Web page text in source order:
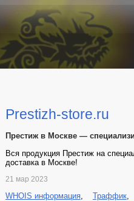
Prestizh-store.ru
Престиж в Москве —
Вся продукция Престиж на
доставка в Москве!
21 мар 2023
WHOIS информация, Траффик,